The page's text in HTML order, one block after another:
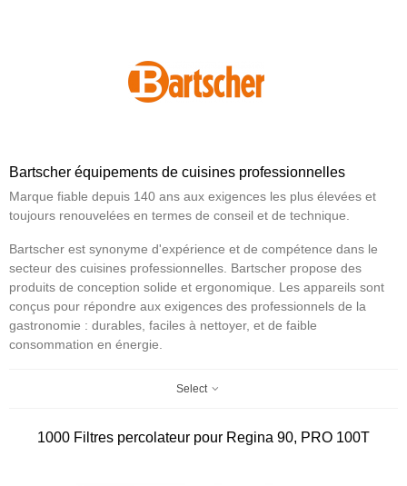
Bartscher équipements de cuisines professionnelles
Marque fiable depuis 140 ans aux exigences les plus élevées et
toujours renouvelées en termes de conseil et de technique.
Bartscher est synonyme d'expérience et de compétence dans le
secteur des cuisines professionnelles. Bartscher propose des
produits de conception solide et ergonomique. Les appareils sont
conçus pour répondre aux exigences des professionnels de la
gastronomie : durables, faciles à nettoyer, et de faible
consommation en énergie.
Select
1000 Filtres percolateur pour Regina 90, PRO 100T